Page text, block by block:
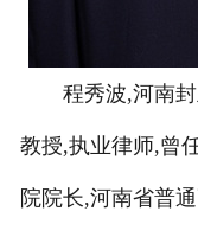
程秀波,河南封
教授,执业律师,曾
院院长,河南省普